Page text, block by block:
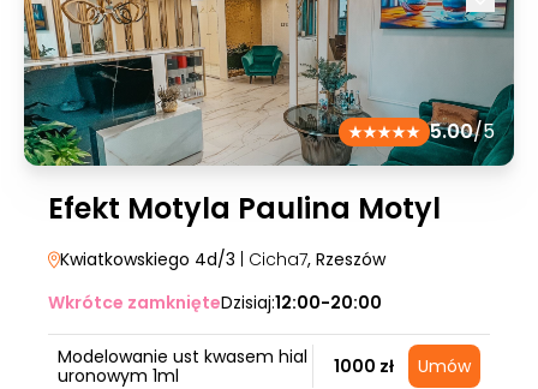
5.00/5
Efekt Motyla Paulina Motyl
Kwiatkowskiego 4d/3 | Cicha7, Rzeszów
Wkrótce zamknięteDzisiaj:12:00-20:00
Modelowanie ust kwasem hial
uronowym 1ml
1000 zł Umów